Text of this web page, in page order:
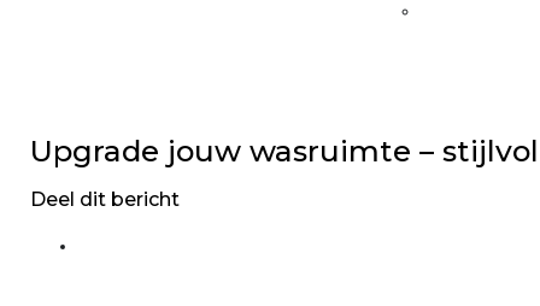
Upgrade jouw wasruimte –
Deel dit bericht